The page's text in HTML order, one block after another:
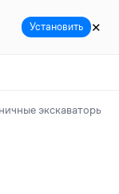
экскаваторы
Установить ✕